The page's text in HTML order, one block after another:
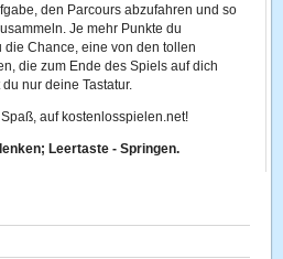
den Parcours abzufahren und so
Je mehr Punkte du
die Chance, eine von den tollen
die zum Ende des Spiels auf dich
nur deine Tastatur.
auf kostenlosspielen.net!
Leertaste - Springen.